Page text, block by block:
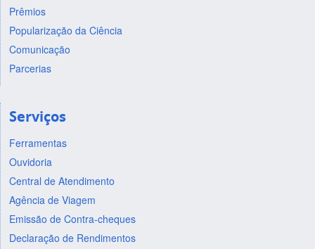
Prêmios
Popularização da Ciência
Comunicação
Parcerias
Serviços
Ferramentas
Ouvidoria
Central de Atendimento
Agência de Viagem
Emissão de Contra-cheques
Declaração de Rendimentos